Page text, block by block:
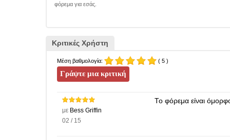
φόρεμα για εσάς.
Κριτικές Χρήστη
Μέση βαθμολογία: ( 5 )
με Bess Griffin
02 / 15
Το φόρεμα είναι